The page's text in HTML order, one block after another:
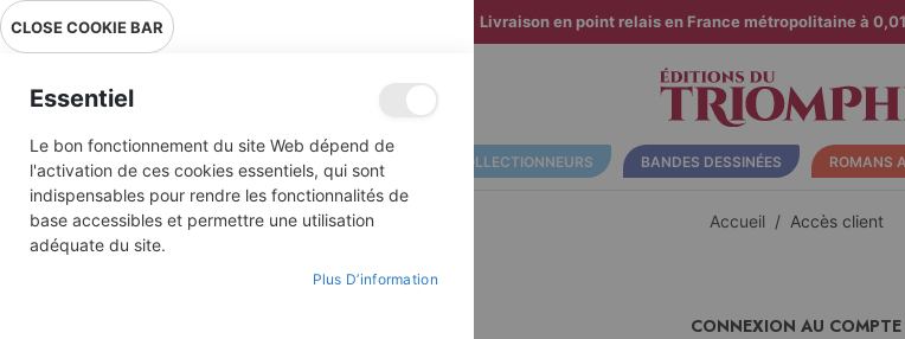
Livraison en point relais en France métropolitaine à
ALBUMS ILLUSTRÉS BD COLLECTIONNEURS BANDES DESSINÉES ROMANS
Accueil Accès client
CONNEXION AU COMPTE
CLOSE COOKIE BAR
Essentiel
Le bon fonctionnement du site Web dépend de
l'activation de ces cookies essentiels, qui sont
indispensables pour rendre les fonctionnalités de
base accessibles et permettre une utilisation
adéquate du site.
Plus D’information